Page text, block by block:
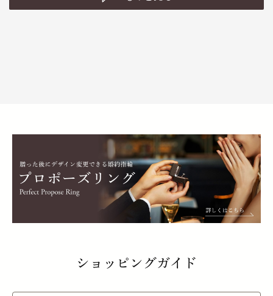
ショッピングガイド